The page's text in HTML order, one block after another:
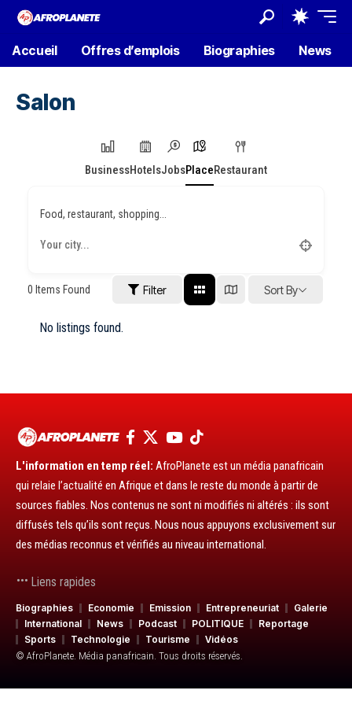
Accueil Offres d’emplois Biographies News
Salon
BusinessHotelsJobsPlaceRestaurant
Food, restaurant, shopping...
0 Items Found Filter Sort By
No listings found.
L'information en temp réel: AfroPlanete est un média panafricain
qui relaie l’actualité en Afrique et dans le reste du monde à partir de
sources fiables. Nos contenus ne sont ni modifiés ni altérés : ils sont
diffusés tels qu’ils sont reçus. Nous nous appuyons exclusivement sur
des médias reconnus et vérifiés au niveau international.
Liens rapides
Biographies Economie Emission Entrepreneuriat
Galerie
International
News Podcast POLITIQUE
Reportage
Sports
Technologie Tourisme
Vidéos
© AfroPlanete. Média panafricain. Tous droits réservés.